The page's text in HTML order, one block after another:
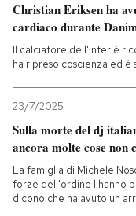
Christian Eriksen ha
cardiaco durante
Il calciatore dell'Inter è
ha ripreso coscienza ed è
23/7/2025
Sulla morte del dj
ancora molte cose non
La famiglia di Michele
forze dell'ordine l'hanno
dicono che ha avuto un